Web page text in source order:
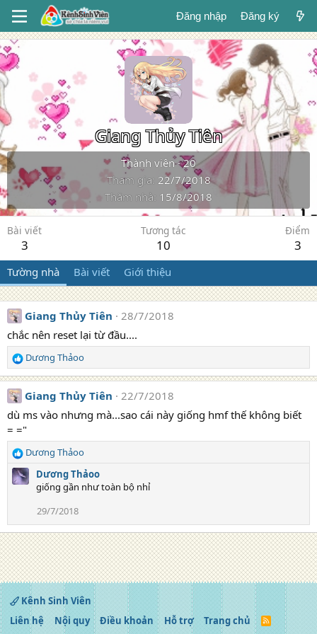
Đăng nhập Đăng ký
Giang Thủy Tiên
Thành viên ·20
Tham gia 22/7/2018
Thăm nhà 15/8/2018
Bài viết
3
Tương tác
10
Điểm
3
Tường nhà Bài viết Giới thiệu
Giang Thủy Tiên
28/7/2018
chắc nên reset lại từ đầu....
R
e
a
c
t
i
o
n
:
Dương Thảoo
Giang Thủy Tiên
22/7/2018
dù ms vào nhưng mà...sao cái này giống hmf thế không biết
= ="
R
e
a
o
n
s
:
Dương Thảoo
Dương Thảoo
giống gần như toàn bộ nhỉ
29/7/2018
Kênh Sinh Viên
Liên hệ
Nội quy Điều khoản Hỗ trợ Trang chủ
R